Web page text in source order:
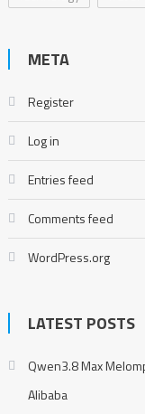
META
Register
Log in
Entries feed
Comments feed
WordPress.org
LATEST POSTS
Qwen3.8 Max
Alibaba